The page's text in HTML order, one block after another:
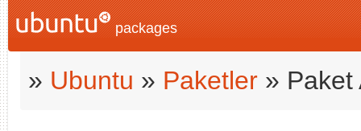
packages
» Ubuntu » Paketler » Paket